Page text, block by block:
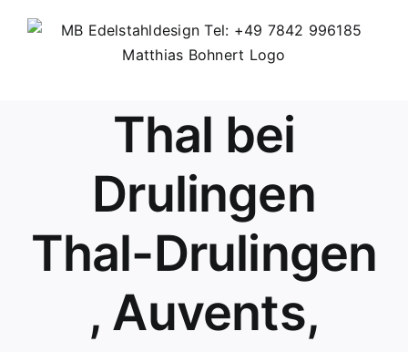
Thal bei
Drulingen
Thal-Drulingen
, Auvents,